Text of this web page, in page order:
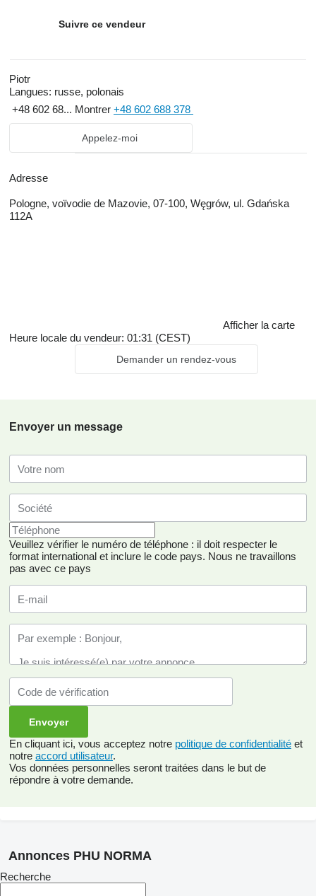
Suivre ce vendeur
Piotr
Langues: russe, polonais
+48 602 68... Montrer +48 602 688 378
Appelez-moi
Adresse
Pologne, voïvodie de Mazovie, 07-100, Węgrów, ul. Gdańska
112A
Afficher la carte
Heure locale du vendeur: 01:31 (CEST)
Demander un rendez-vous
Envoyer un message
Veuillez vérifier le numéro de téléphone : il doit respecter le
format international et inclure le code pays. Nous ne travaillons
pas avec ce pays
En cliquant ici, vous acceptez notre politique de confidentialité et
notre accord utilisateur.
Vos données personnelles seront traitées dans le but de
répondre à votre demande.
Annonces PHU NORMA
Recherche